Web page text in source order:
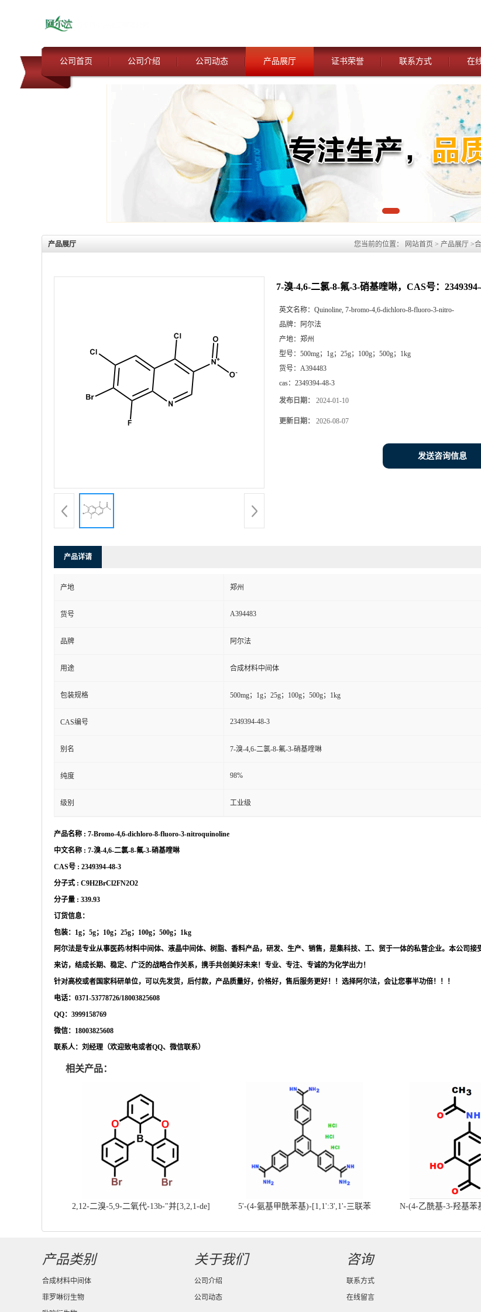
公司首页 公司介绍 公司动态 产品展厅 证书荣誉 联系方式 在
产品展厅 您当前的位置： 网站首页 > 产品展厅 >
7-溴-4,6-二氯-8-氟-3-硝基喹啉，CAS号：
英文名称： Quinoline, 7-bromo-4,6-dichloro-8-fluoro-3-nitro-
品牌：
阿尔法
产地： 郑州
型号： 500mg；1g；25g；100g；500g；1kg
货号： A394483
cas： 2349394-48-3
发布日期： 2024-01-10
更新日期： 2026-08-07
发送咨询信息
产品详请
产地 郑州
货号 A394483
品牌 阿尔法
用途 合成材料中间体
包装规格 500mg；1g；25g；100g；500g；1kg
CAS编号 2349394-48-3
别名 7-溴-4,6-二氯-8-氟-3-硝基喹啉
纯度 98%
级别 工业级
产品名称 : 7-Bromo-4,6-dichloro-8-fluoro-3-nitroquinoline
中文名称 : 7-溴-4,6-二氯-8-氟-3-硝基喹啉
CAS号 : 2349394-48-3
分子式 : C9H2BrCl2FN2O2
分子量 : 339.93
订货信息：
包装： 1g；5g；10g；25g；100g；500g；1kg
阿尔法是专业从事医药/材料中间体、液晶中间体、树脂、香料产品，研发、生产、销售，是集科技、工、贸于一体的私营企业。本公司
来访，结成长期、稳定、广泛的战略合作关系，携手共创美好未来！专业、专注、专诚的为化学出力！
针对高校或者国家科研单位，可以先发货，后付款，产品质量好，价格好，售后服务更好！！选择阿尔法，会让您事半功倍！！！
电话： 0371-53778726/18003825608
QQ：3999158769
微信： 18003825608
联系人：刘经理（欢迎致电或者QQ、微信联系）
相关产品：
2,12-二溴-5,9-二氧代-13b-"并[3,2,1-de]
5'-(4-氨基甲酰苯基)-[1,1':3',1'-三联苯
N-(4-乙酰基-3-羟基苯
产品类别
合成材料中间体
菲罗啉衍生物
关于我们
公司介绍
公司动态
咨询
联系方式
在线留言